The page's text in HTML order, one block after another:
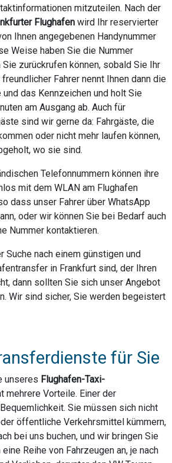
mitzuteilen. Nach der
Flughafen wird Ihr reservierter
Ihnen angegebenen Handynummer
Weise haben Sie die Nummer
zurückrufen können, sobald Sie Ihr
Fahrer nennt Ihnen dann die
und das Kennzeichen und holt Sie
am Ausgang ab. Auch für
sind wir gerne da: Fahrgäste, die
oder nicht mehr laufen können,
wo sie sind.
Telefonnummern können ihre
mit dem WLAN am Flughafen
dass unser Fahrer über WhatsApp
oder wir können Sie bei Bedarf auch
Nummer kontaktieren.
Suche nach einem günstigen und
in Frankfurt sind, der Ihren
dann sollten Sie sich unser Angebot
Wir sind sicher, Sie werden begeistert
für Sie
unseres Flughafen-Taxi-
mehrere Vorteile. Einer der
Sie müssen sich nicht
öffentliche Verkehrsmittel kümmern,
bei uns buchen, und wir bringen Sie
Reihe von Fahrzeugen an, je nach